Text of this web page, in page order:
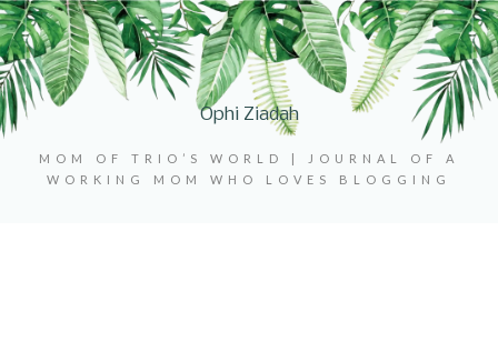
Ophi Ziadah
MOM OF TRIO’S WORLD | JOURNAL OF A
WORKING MOM WHO LOVES BLOGGING